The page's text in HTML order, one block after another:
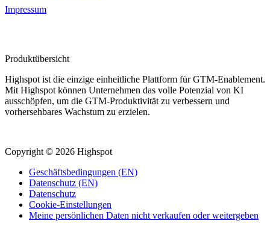
Impressum
Produktübersicht
Highspot ist die einzige einheitliche Plattform für GTM-Enablement.
Mit Highspot können Unternehmen das volle Potenzial von KI
ausschöpfen, um die GTM-Produktivität zu verbessern und
vorhersehbares Wachstum zu erzielen.
Copyright © 2026 Highspot
Geschäftsbedingungen (EN)
Datenschutz (EN)
Datenschutz
Cookie-Einstellungen
Meine persönlichen Daten nicht verkaufen oder weitergeben